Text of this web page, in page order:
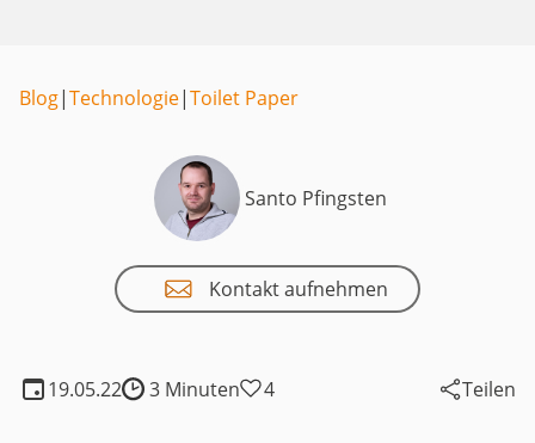
Santo Pfingsten
Kontakt aufnehmen
19.05.22Lesedauer:
3 Minuten 4 Teilen
Blog|Technologie|Toilet Paper